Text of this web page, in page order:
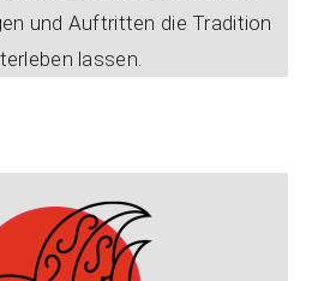
und Auftritten die Tradition
lassen.